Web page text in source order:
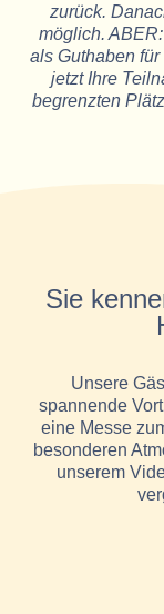
zurück.
möglich.
als Guthaben
jetzt Ihre
begrenzten
Sie
Unsere
spannende
eine Messe
besonderen
unserem